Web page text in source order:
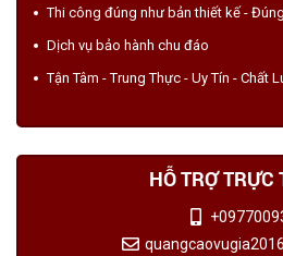
Thi công đúng như bản thiết kế -
Dịch vụ bảo hành chu đáo
Tận Tâm - Trung Thực - Uy Tín - Chất
HỖ TRỢ TRỰC